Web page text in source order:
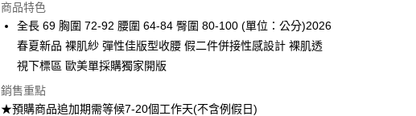
Apple Pay
ATM付款
運送方式
商品特色
全長 69 胸圍 72-92 腰圍 64-84 臀圍 80-100 (單位：公分)2026
春夏新品 裸肌紗 彈性佳版型收腰 假二件併接性感設計 裸肌透
視下標區 歐美單採購獨家開版
銷售重點
★預購商品追加期需等候7-20個工作天(不含例假日)